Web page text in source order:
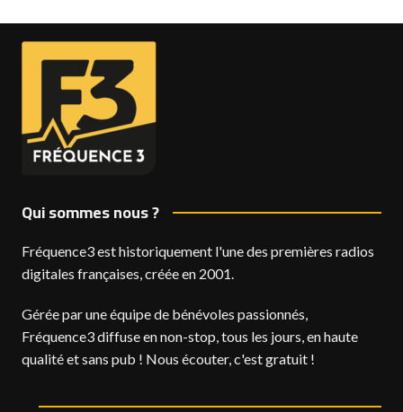
Qui sommes nous ?
Fréquence3 est historiquement l'une des premières radios
digitales françaises, créée en 2001.
Gérée par une équipe de bénévoles passionnés,
Fréquence3 diffuse en non-stop, tous les jours, en haute
qualité et sans pub ! Nous écouter, c'est gratuit !